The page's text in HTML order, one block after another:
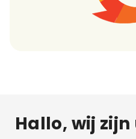
Hallo, wij